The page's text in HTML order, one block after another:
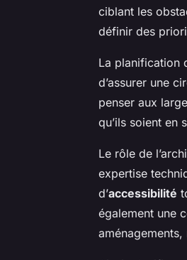
ciblant les
définir des
La planification
d’assurer une
penser aux
qu’ils soient en
Le rôle de
expertise
d’accessibilité
également une
aménagements,